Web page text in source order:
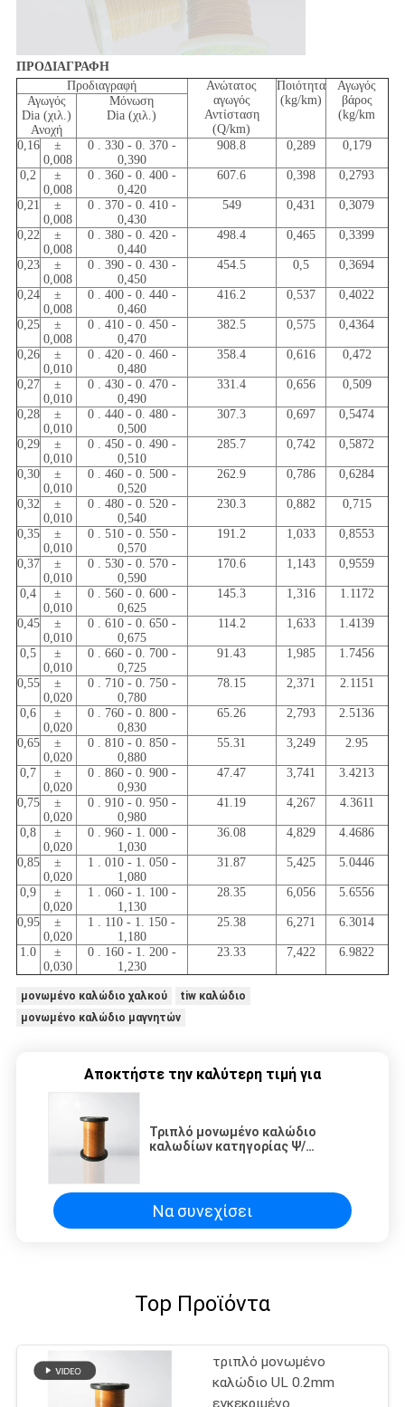
ΠΡΟΔΙΑΓΡΑΦΗ
Προδιαγραφή
Ανώτατος
αγωγός
Αντίσταση
(Q/km)
Ποιότητα
(kg/km)
Αγωγός
βάρος
(kg/km
Αγωγός
Dia (χιλ.)
Ανοχή
Μόνωση
Dia (χιλ.)
0,16
±
0,008
0 . 330 - 0. 370 -
0,390
908.8 0,289 0,179
0,2
±
0,008
0 . 360 - 0. 400 -
0,420
607.6 0,398 0,2793
0,21
±
0,008
0 . 370 - 0. 410 -
0,430
549 0,431 0,3079
0,22
±
0,008
0 . 380 - 0. 420 -
0,440
498.4 0,465 0,3399
0,23
±
0,008
0 . 390 - 0. 430 -
0,450
454.5 0,5 0,3694
0,24
±
0,008
0 . 400 - 0. 440 -
0,460
416.2 0,537 0,4022
0,25
±
0,008
0 . 410 - 0. 450 -
0,470
382.5 0,575 0,4364
0,26
±
0,010
0 . 420 - 0. 460 -
0,480
358.4 0,616 0,472
0,27
±
0,010
0 . 430 - 0. 470 -
0,490
331.4 0,656 0,509
0,28
±
0,010
0 . 440 - 0. 480 -
0,500
307.3 0,697 0,5474
0,29
±
0,010
0 . 450 - 0. 490 -
0,510
285.7 0,742 0,5872
0,30
±
0,010
0 . 460 - 0. 500 -
0,520
262.9 0,786 0,6284
0,32
±
0,010
0 . 480 - 0. 520 -
0,540
230.3 0,882 0,715
0,35
±
0,010
0 . 510 - 0. 550 -
0,570
191.2 1,033 0,8553
0,37
±
0,010
0 . 530 - 0. 570 -
0,590
170.6 1,143 0,9559
0,4
±
0,010
0 . 560 - 0. 600 -
0,625
145.3 1,316 1.1172
0,45
±
0,010
0 . 610 - 0. 650 -
0,675
114.2 1,633 1.4139
0,5
±
0,010
0 . 660 - 0. 700 -
0,725
91.43 1,985 1.7456
0,55
±
0,020
0 . 710 - 0. 750 -
0,780
78.15 2,371 2.1151
0,6
±
0,020
0 . 760 - 0. 800 -
0,830
65.26 2,793 2.5136
0,65
±
0,020
0 . 810 - 0. 850 -
0,880
55.31 3,249 2.95
0,7
±
0,020
0 . 860 - 0. 900 -
0,930
47.47 3,741 3.4213
0,75
±
0,020
0 . 910 - 0. 950 -
0,980
41.19 4,267 4.3611
0,8
±
0,020
0 . 960 - 1. 000 -
1,030
36.08 4,829 4.4686
0,85
±
0,020
1 . 010 - 1. 050 -
1,080
31.87 5,425 5.0446
0,9
±
0,020
1 . 060 - 1. 100 -
1,130
28.35 6,056 5.6556
0,95
±
0,020
1 . 110 - 1. 150 -
1,180
25.38 6,271 6.3014
1.0
±
0,030
0 . 160 - 1. 200 -
1,230
23.33 7,422 6.9822
μονωμένο καλώδιο χαλκού
tiw καλώδιο
μονωμένο καλώδιο μαγνητών
Αποκτήστε την καλύτερη τιμή για
Τριπλό μονωμένο καλώδιο
καλωδίων κατηγορίας Ψ/
σμάλτωσε το καλώδιο
Να συνεχίσει
Top Προϊόντα
τριπλό μονωμένο
καλώδιο UL 0.2mm
εγκεκριμένο